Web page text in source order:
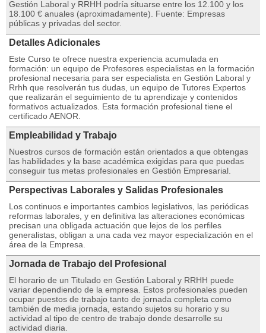
Gestión Laboral y RRHH podría situarse entre los 12.100 y los
18.100 € anuales (aproximadamente). Fuente: Empresas
públicas y privadas del sector.
Detalles Adicionales
Este Curso te ofrece nuestra experiencia acumulada en
formación: un equipo de Profesores especialistas en la formación
profesional necesaria para ser especialista en Gestión Laboral y
Rrhh que resolverán tus dudas, un equipo de Tutores Expertos
que realizarán el seguimiento de tu aprendizaje y contenidos
formativos actualizados. Esta formación profesional tiene el
certificado AENOR.
Empleabilidad y Trabajo
Nuestros cursos de formación están orientados a que obtengas
las habilidades y la base académica exigidas para que puedas
conseguir tus metas profesionales en Gestión Empresarial.
Perspectivas Laborales y Salidas Profesionales
Los continuos e importantes cambios legislativos, las periódicas
reformas laborales, y en definitiva las alteraciones económicas
precisan una obligada actuación que lejos de los perfiles
generalistas, obligan a una cada vez mayor especialización en el
área de la Empresa.
Jornada de Trabajo del Profesional
El horario de un Titulado en Gestión Laboral y RRHH puede
variar dependiendo de la empresa. Estos profesionales pueden
ocupar puestos de trabajo tanto de jornada completa como
también de media jornada, estando sujetos su horario y su
actividad al tipo de centro de trabajo donde desarrolle su
actividad diaria.